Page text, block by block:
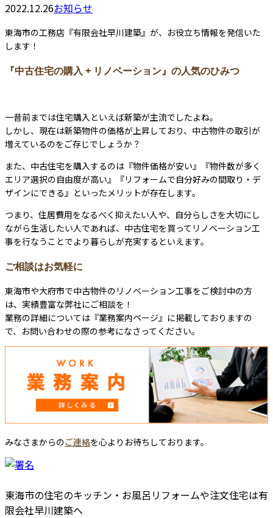
2022.12.26お知らせ
東海市の工務店『有限会社早川建築』が、お役立ち情報を発信いた
します！
『中古住宅の購入 + リノベーション』の人気のひみつ
一昔前までは住宅購入といえば新築が主流でしたよね。
しかし、現在は新築物件の価格が上昇しており、中古物件の取引が
増えているのをご存じでしょうか？
また、中古住宅を購入するのは『物件価格が安い』『物件数が多く
エリア選択の自由度が高い』『リフォームで自分好みの間取り・デ
ザインにできる』といったメリットが存在します。
つまり、住居費用をなるべく抑えたい人や、自分らしさを大切にし
ながら生活したい人であれば、中古住宅を買ってリノベーション工
事を行なうことでより暮らしが充実するといえます。
ご相談はお気軽に
東海市や大府市で中古物件のリノベーション工事をご検討中の方
は、実績豊富な弊社にご相談を！
業務の詳細については『業務案内ページ』に掲載しておりますの
で、お問い合わせの際の参考になさってください。
みなさまからのご連絡を心よりお待ちしております。
東海市の住宅のキッチン・お風呂リフォームや注文住宅は有
限会社早川建築へ